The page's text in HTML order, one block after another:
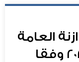
العامة
للدولة لعام 2019-2020 وفقا